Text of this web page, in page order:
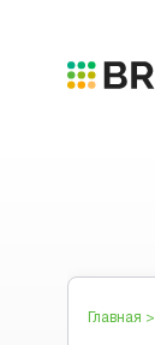
Главная >